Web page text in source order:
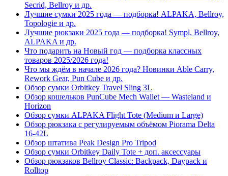
Secrid, Bellroy и др.
Лучшие сумки 2025 года — подборка! ALPAKA, Bellroy,
Topologie и др.
Лучшие рюкзаки 2025 года — подборка! Sympl, Bellroy,
ALPAKA и др.
Что подарить на Новый год — подборка классных
товаров 2025/2026 года!
Что мы ждём в начале 2026 года? Новинки Able Carry,
Rework Gear, Pun Cube и др.
Обзор сумки Orbitkey Travel Sling 3L
Обзор кошельков PunCube Mech Wallet — Wasteland и
Horizon
Обзор сумки ALPAKA Flight Tote (Medium и Large)
Обзор рюкзака с регулируемым объёмом Piorama Delta
16-42L
Обзор штатива Peak Design Pro Tripod
Обзор сумки Orbitkey Daily Tote + доп. аксессуары
Обзор рюкзаков Bellroy Classic: Backpack, Daypack и
Rolltop